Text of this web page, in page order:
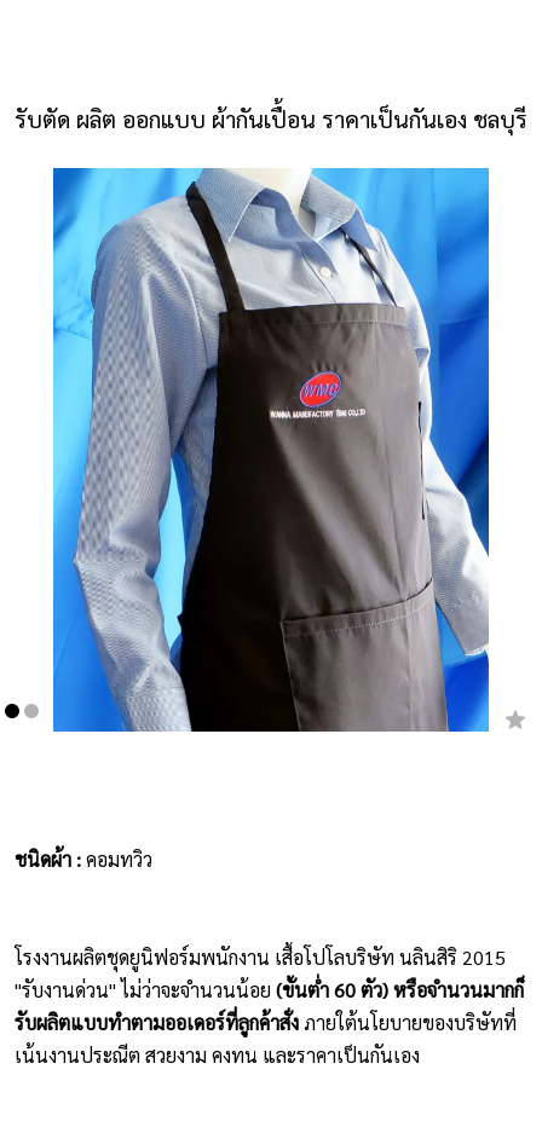
รายการโปรด
โปรแกรมออกแบบยูนิฟอร์ม
ยูนิฟอร์ม
เสื้อแจ็คเก็ต
เสื้อยืดคอกลม
ชุดหมี
ตัวอย่างปกเสื้อโปโล
ตัวอย่างแขนเสื้อโปโล
รับตัด ผลิต ออกแบบ ผ้ากันเปื้อน ราคาเป็นกันเอง ชลบุรี
ชนิดผ้า :คอมทวิว
โรงงานผลิตชุดยูนิฟอร์มพนักงาน เสื้อโปโลบริษัท นลินสิริ 2015
"รับงานด่วน" ไม่ว่าจะจำนวนน้อย (ขั้นต่ำ 60 ตัว) หรือจำนวนมากก็
รับผลิตแบบทำตามออเดอร์ที่ลูกค้าสั่งภายใต้นโยบายของบริษัทที่
เน้นงานประณีต สวยงาม คงทน และราคาเป็นกันเอง